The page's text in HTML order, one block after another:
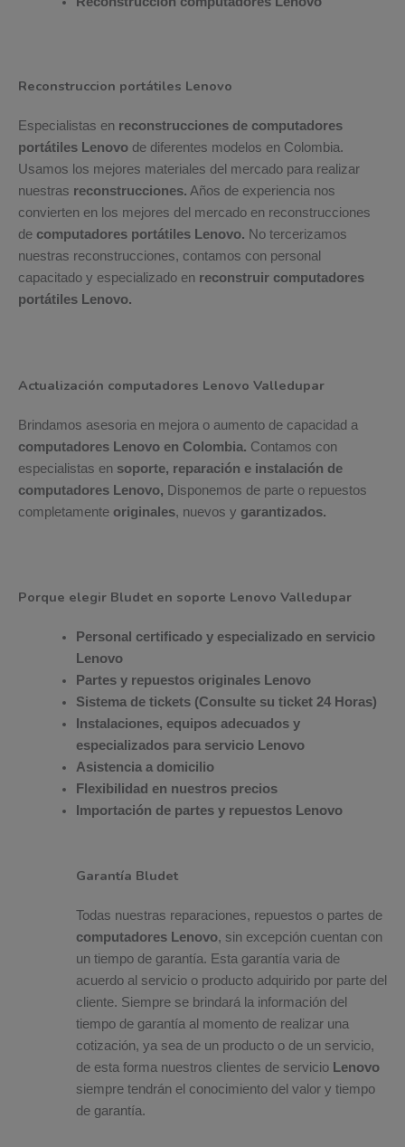
Reconstruccion portátiles Lenovo
Especialistas en reconstrucciones de computadores
portátiles Lenovo de diferentes modelos en Colombia.
Usamos los mejores materiales del mercado para realizar
nuestras reconstrucciones. Años de experiencia nos
convierten en los mejores del mercado en reconstrucciones
de computadores portátiles Lenovo. No tercerizamos
nuestras reconstrucciones, contamos con personal
capacitado y especializado en reconstruir computadores
portátiles Lenovo.
Actualización computadores Lenovo Valledupar
Brindamos asesoria en mejora o aumento de capacidad a
computadores Lenovo en Colombia. Contamos con
especialistas en soporte, reparación e instalación de
computadores Lenovo, Disponemos de parte o repuestos
completamente originales, nuevos y garantizados.
Porque elegir Bludet en soporte Lenovo Valledupar
Personal certificado y especializado en servicio
Lenovo
Partes y repuestos originales Lenovo
Sistema de tickets (Consulte su ticket 24 Horas)
Instalaciones, equipos adecuados y
especializados para servicio Lenovo
Asistencia a domicilio
Flexibilidad en nuestros precios
Importación de partes y repuestos Lenovo
Garantía Bludet
Todas nuestras reparaciones, repuestos o partes de
computadores Lenovo, sin excepción cuentan con
un tiempo de garantía. Esta garantía varia de
acuerdo al servicio o producto adquirido por parte del
cliente. Siempre se brindará la información del
tiempo de garantía al momento de realizar una
cotización, ya sea de un producto o de un servicio,
de esta forma nuestros clientes de servicio Lenovo
siempre tendrán el conocimiento del valor y tiempo
de garantía.